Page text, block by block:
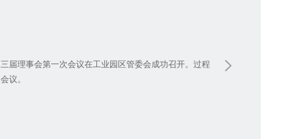
届理事会第一次会议在工业园区管委会成功召开。过程
议。